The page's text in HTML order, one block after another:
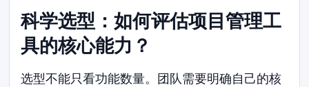
科学选型：如何评估项目管理工
具的核心能力？
选型不能只看功能数量。团队需要明确自己的核